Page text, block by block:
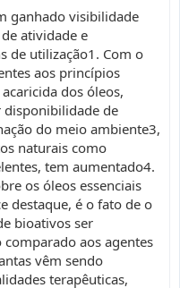
ganhado visibilidade
atividade e
de utilização1. Com o
aos princípios
dos óleos,
de
do meio ambiente3,
naturais como
tem aumentado4.
os óleos essenciais
destaque, é o fato de o
bioativos ser
aos agentes
vêm sendo
terapêuticas,